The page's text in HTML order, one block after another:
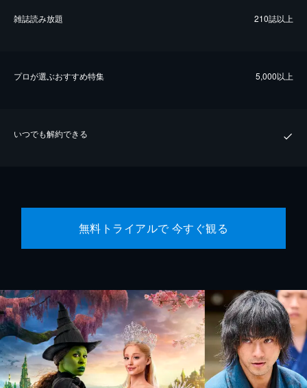
雑誌読み放題 210誌以上
プロが選ぶおすすめ特集 5,000以上
いつでも解約できる
無料トライアルで 今すぐ観る